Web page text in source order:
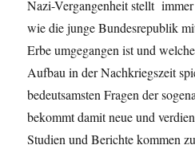
Nazi-Vergangenheit stellt
wie die junge Bundesrepublik
Erbe umgegangen ist und
Aufbau in der Nachkriegszeit
bedeutsamsten Fragen der
bekommt damit neue und
Studien und Berichte kommen